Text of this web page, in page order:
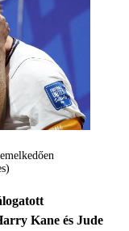
Kane és Jude